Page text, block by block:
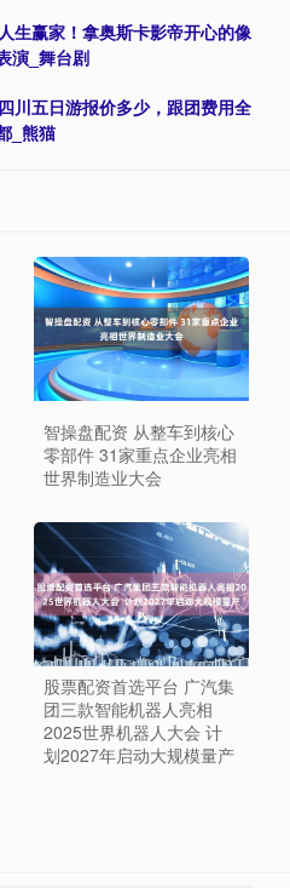
生赢家！拿奥斯卡影帝开心的像
演_舞台剧
川五日游报价多少，跟团费用全
_熊猫
智操盘配资 从整车到核心
零部件 31家重点企业亮相
世界制造业大会
股票配资首选平台 广汽集
团三款智能机器人亮相
2025世界机器人大会 计
划2027年启动大规模量产